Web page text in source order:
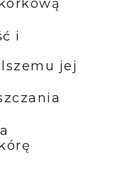
i
jej